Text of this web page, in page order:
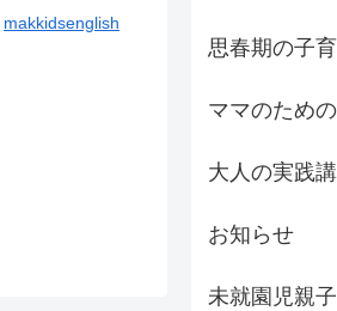
makkidsenglish
思春期の子
ママのため
大人の実践
お知らせ
未就園児親